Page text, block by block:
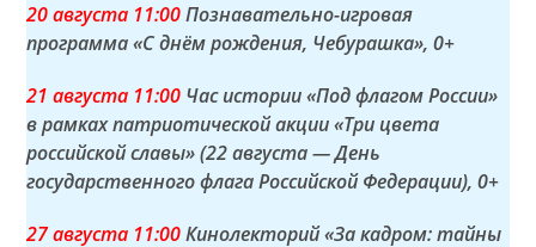
20 августа 11:00Познавательно-игровая
программа «С днём рождения, Чебурашка», 0+
21 августа 11:00 Час истории «Под флагом России»
в рамках патриотической акции «Три цвета
российской славы» (22 августа — День
государственного флага Российской Федерации), 0+
27 августа 11:00Кинолекторий «За кадром: тайны